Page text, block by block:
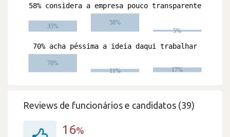
Reviews de funcionários e candidatos (39)
16%